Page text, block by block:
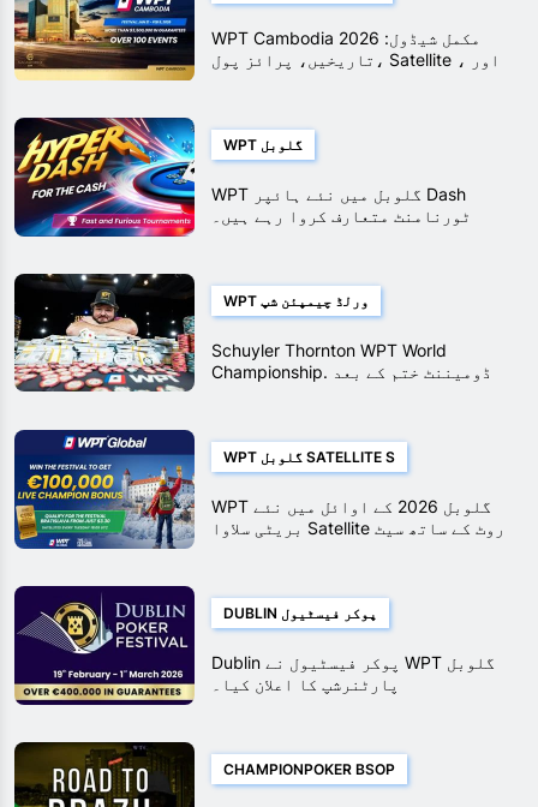
WPT Cambodia 2026 مکمل شیڈول:
تاریخیں، پرائز پول، Satellite ، اور
WPT گلوبل
WPT گلوبل میں نئے ہائپر Dash
ٹورنامنٹ متعارف کروا رہے ہیں۔
WPT ورلڈ چیمپئن شپ
Schuyler Thornton WPT World
Championship. ڈومیننٹ ختم کے بعد
WPT گلوبل SATELLITE S
WPT گلوبل 2026 کے اوائل میں نئے
بریٹی سلاوا Satellite روٹ کے ساتھ سیٹ
DUBLIN پوکر فیسٹیول
Dublin پوکر فیسٹیول نے WPT گلوبل
پارٹنرشپ کا اعلان کیا۔
CHAMPIONPOKER BSOP